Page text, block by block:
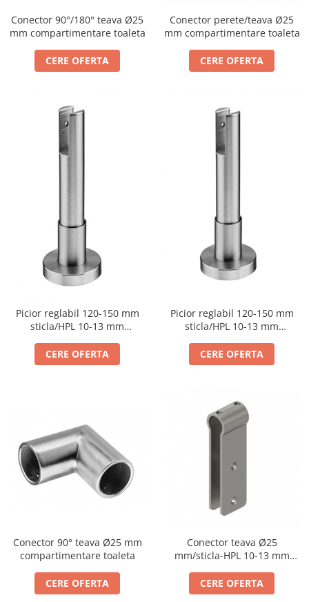
Sisteme antipanica
Accesorii compartimentare toalete
Accesorii
Conector 90°/180° teava Ø25
mm compartimentare toaleta
CERE OFERTA
Conector perete/teava Ø25
mm compartimentare toaleta
CERE OFERTA
Picior reglabil 120-150 mm
sticla/HPL 10-13 mm
CERE OFERTA
Picior reglabil 120-150 mm
sticla/HPL 10-13 mm
CERE OFERTA
Conector 90° teava Ø25 mm
compartimentare toaleta
CERE OFERTA
Conector teava Ø25
mm/sticla-HPL 10-13 mm
CERE OFERTA